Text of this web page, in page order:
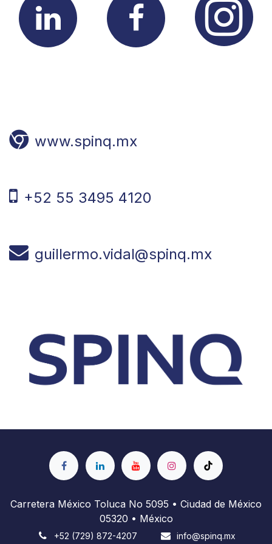
www.spinq.mx
+52 55 3495 4120
guillermo.vidal@spinq.mx
Carretera México Toluca No 5095 • Ciudad de México
05320 • México
+52 (729) 872-4207 info@spinq.mx